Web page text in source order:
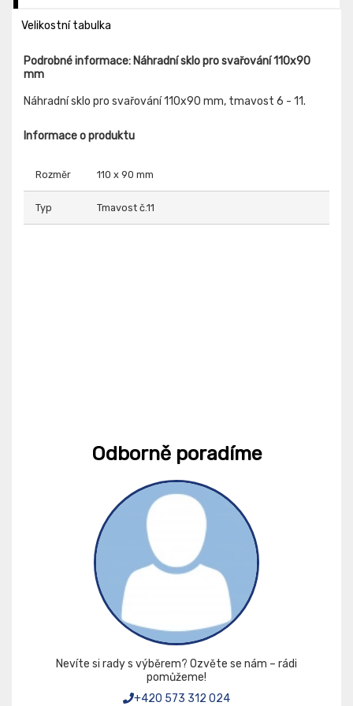
Velikostní tabulka
Podrobné informace: Náhradní sklo pro svařování 110x90
mm
Náhradní sklo pro svařování 110x90 mm, tmavost 6 - 11.
Informace o produktu
Rozměr 110 x 90 mm
Typ Tmavost č.11
Odborně poradíme
Nevíte si rady s výběrem? Ozvěte se nám – rádi
pomůžeme!
+420 573 312 024